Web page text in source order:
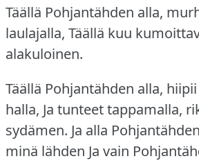
Täällä Pohjantähden alla,
laulajalla, Täällä kuu
alakuloinen.
Täällä Pohjantähden alla,
halla, Ja tunteet tappamalla,
sydämen. Ja alla
minä lähden Ja vain